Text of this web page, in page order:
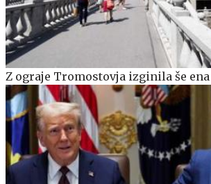
Z ograje Tromostovja izginila še